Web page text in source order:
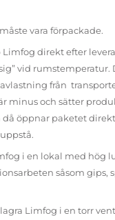
vara förpackade.
direkt efter
vid rumstemperatur.
från
minus och sätter
då öppnar paketet
i en lokal med hög
såsom gips,
Limfog i en torr